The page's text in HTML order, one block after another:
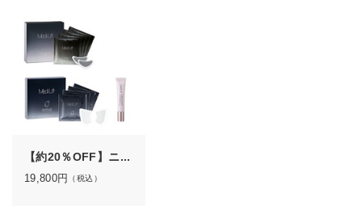
【約20％OFF】ニ...
19,800円 （税込）